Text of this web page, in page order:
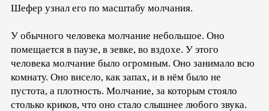
Шефер узнал его по масштабу молчания.
У обычного человека молчание небольшое. Оно
помещается в паузе, в зевке, во вздохе. У этого
человека молчание было огромным. Оно занимало всю
комнату. Оно висело, как запах, и в нём было не
пустота, а плотность. Молчание, за которым стояло
столько криков, что оно стало слышнее любого звука.